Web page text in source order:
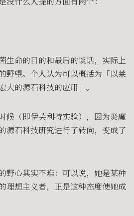
生命的目的和最后的谈话，实际上
野望。个人认为可以概括为「以莱
的源石科技的应用」。
候（即伊芙利特实验），因为炎魔
源石科技研究进行了转向，变成了
野心其实不难：可以说，她是某种
理想主义者，正是这种态度使她成